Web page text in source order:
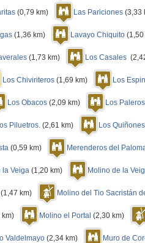
(0,79 km) Las Pariciones
(1,36 km) Lavayo Chiquito
(1,73 km) Los Casales
Los Chiviriteros (1,69 km) Los
Los Obacos (2,09 km) Los
Piluetros. (2,61 km) Los Quiñones
(0,59 km) Merenderos del
la Veiga (1,20 km) Molino de la
(1,47 km) Molino del Tio Sacristán
km) Molino el Portal (2,30 km)
Valdelmayo (2,34 km) Muro de